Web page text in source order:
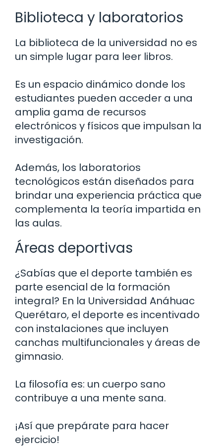
Biblioteca y laboratorios
La biblioteca de la universidad no es
un simple lugar para leer libros.
Es un espacio dinámico donde los
estudiantes pueden acceder a una
amplia gama de recursos
electrónicos y físicos que impulsan la
investigación.
Además, los laboratorios
tecnológicos están diseñados para
brindar una experiencia práctica que
complementa la teoría impartida en
las aulas.
Áreas deportivas
¿Sabías que el deporte también es
parte esencial de la formación
integral? En la Universidad Anáhuac
Querétaro, el deporte es incentivado
con instalaciones que incluyen
canchas multifuncionales y áreas de
gimnasio.
La filosofía es: un cuerpo sano
contribuye a una mente sana.
¡Así que prepárate para hacer
ejercicio!